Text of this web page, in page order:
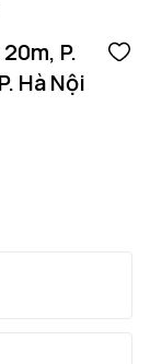
P.
Hà Nội